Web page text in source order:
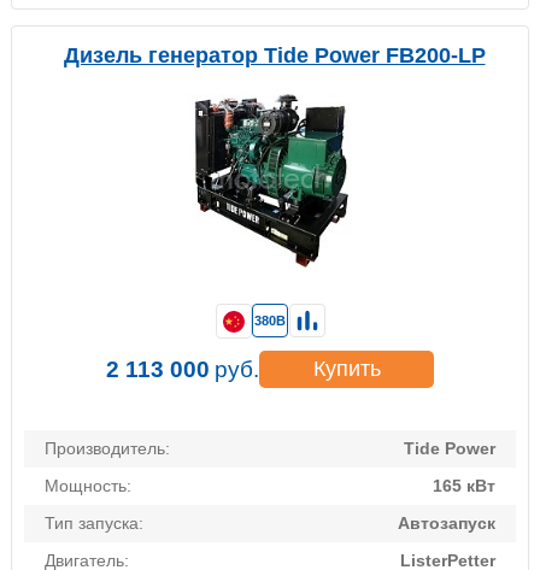
Дизель генератор Tide Power FB200-LP
Производитель:
Tide Power
Мощность:
165 кВт
Тип запуска:
Автозапуск
Двигатель:
ListerPetter
380В
2 113 000 руб. Купить